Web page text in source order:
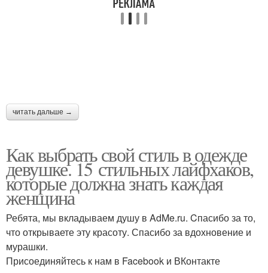
читать дальше →
Как выбрать свой стиль в одежде
девушке. 15 стильных лайфхаков,
которые должна знать каждая
женщина
Ребята, мы вкладываем душу в AdMe.ru. Cпасибо за то,
что открываете эту красоту. Спасибо за вдохновение и
мурашки.
Присоединяйтесь к нам в Facebook и ВКонтакте